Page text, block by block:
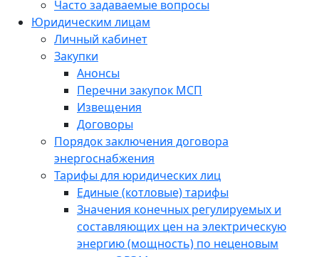
Часто задаваемые вопросы
Юридическим лицам
Личный кабинет
Закупки
Анонсы
Перечни закупок МСП
Извещения
Договоры
Порядок заключения договора
энергоснабжения
Тарифы для юридических лиц
Единые (котловые) тарифы
Значения конечных регулируемых и
составляющих цен на электрическую
энергию (мощность) по неценовым